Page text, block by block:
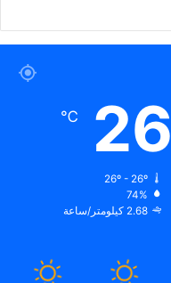
26
℃
26º - 26º
74%
2.68 كيلومتر/ساعة